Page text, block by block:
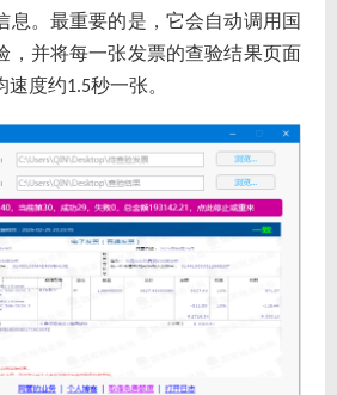
息。最重要的是，它会自动调用国
，并将每一张发票的查验结果页面
速度约1.5秒一张。